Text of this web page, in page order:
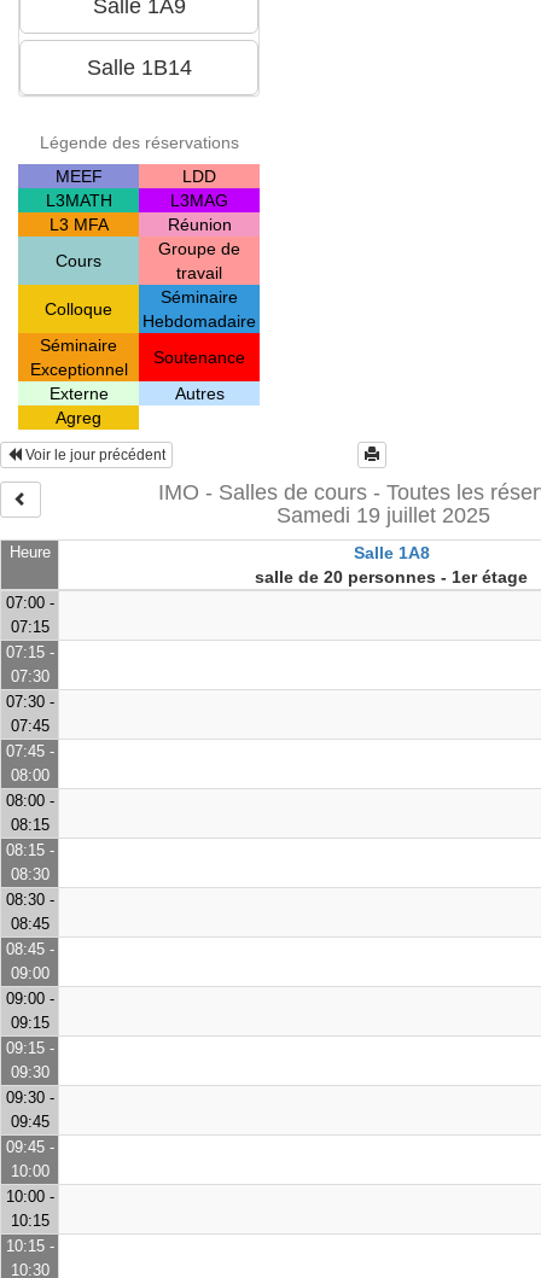
Légende des réservations
MEEF
LDD
L3MATH
L3MAG
L3 MFA
Réunion
Cours
Groupe de
travail
Colloque
Séminaire
Hebdomadaire
Séminaire
Exceptionnel
Soutenance
Externe
Autres
Agreg
Voir le jour précédent
IMO - Salles de cours - Toutes les
Samedi 19 juillet 2025
Heure
Salle 1A8
salle de 20 personnes - 1er étage
07:00 -
07:15
07:15 -
07:30
07:30 -
07:45
07:45 -
08:00
08:00 -
08:15
08:15 -
08:30
08:30 -
08:45
08:45 -
09:00
09:00 -
09:15
09:15 -
09:30
09:30 -
09:45
09:45 -
10:00
10:00 -
10:15
10:15 -
10:30